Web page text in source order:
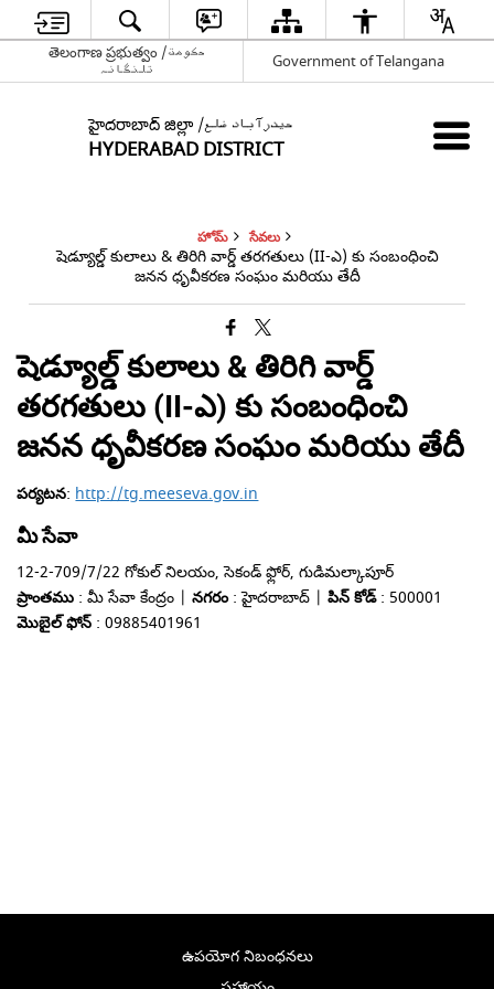
తెలంగాణ ప్రభుత్వం /حکومت
تلنگانہ
Government of Telangana
హైదరాబాద్ జిల్లా /حیدرآباد ضلع
HYDERABAD DISTRICT
హోమ్ సేవలు
షెడ్యూల్డ్ కులాలు & తిరిగి వార్డ్ తరగతులు (II-ఎ) కు సంబంధించి
జనన ధృవీకరణ సంఘం మరియు తేదీ
షెడ్యూల్డ్ కులాలు & తిరిగి వార్డ్
తరగతులు (II-ఎ) కు సంబంధించి
జనన ధృవీకరణ సంఘం మరియు తేదీ
పర్యటన: http://tg.meeseva.gov.in
మీ సేవా
12-2-709/7/22 గోకుల్ నిలయం, సెకండ్ ఫ్లోర్, గుడిమల్కాపూర్
ప్రాంతము : మీ సేవా కేంద్రం |నగరం: హైదరాబాద్ |పిన్ కోడ్: 500001
మొబైల్ ఫోన్ : 09885401961
ఉపయోగ నిబంధనలు